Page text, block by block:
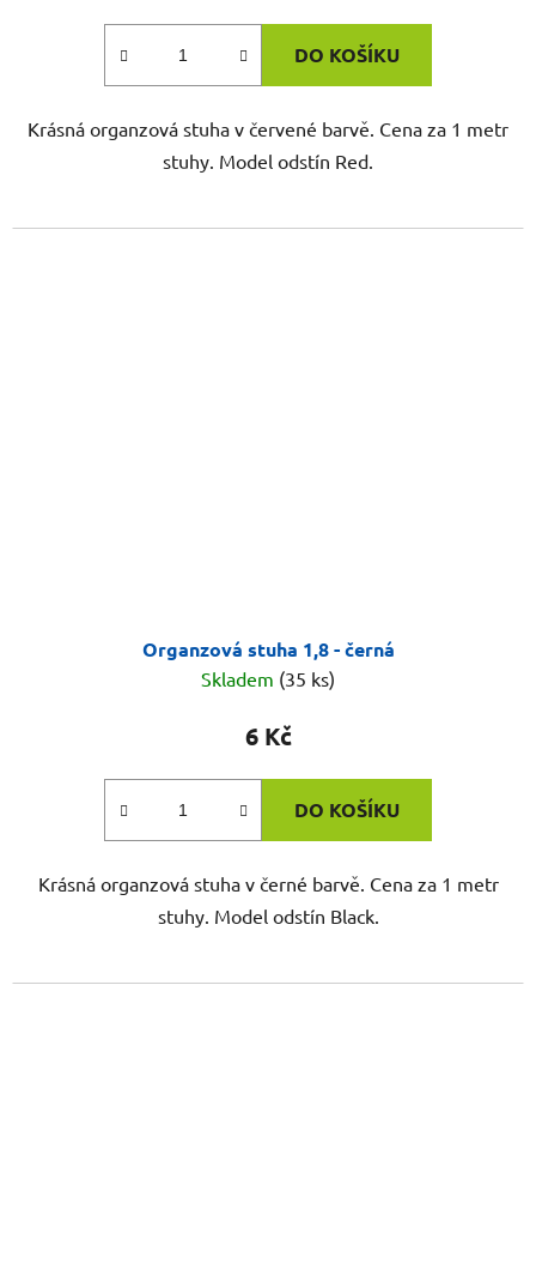
DO KOŠÍKU
Krásná organzová stuha v červené barvě. Cena za 1 metr
stuhy. Model odstín Red.
Organzová stuha 1,8 - černá
Skladem (35 ks)
6 Kč
DO KOŠÍKU
Krásná organzová stuha v černé barvě. Cena za 1 metr
stuhy. Model odstín Black.